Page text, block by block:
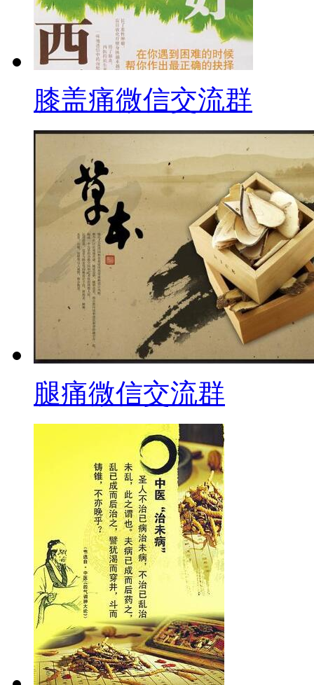
膝盖痛微信交流群
腿痛微信交流群